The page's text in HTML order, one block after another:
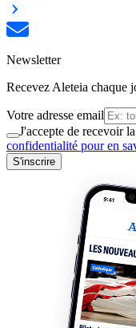
Newsletter
Recevez Aleteia chaque
Votre adresse email
J'accepte de recevoir
confidentialité pour en
S'inscrire